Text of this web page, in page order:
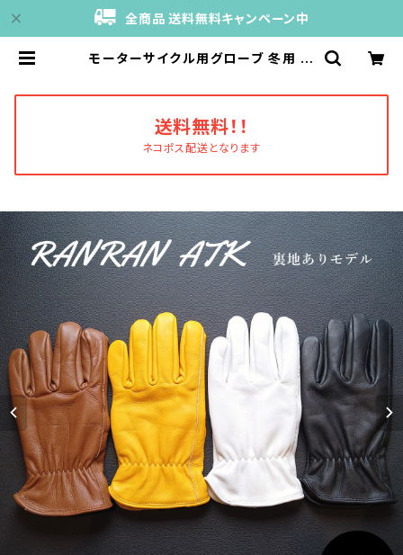
全商品 送料無料キャンペーン中
モーターサイクル用グローブ 冬用 本
ゾ
送料無料！！
ネコポス配送となります